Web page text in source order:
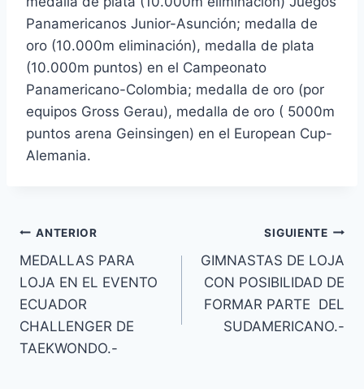
Panamericanos Junior-Asunción; medalla de
oro (10.000m eliminación), medalla de plata
(10.000m puntos) en el Campeonato
Panamericano-Colombia; medalla de oro (por
equipos Gross Gerau), medalla de oro ( 5000m
puntos arena Geinsingen) en el European Cup-
Alemania.
ANTERIOR
MEDALLAS PARA
LOJA EN EL EVENTO
ECUADOR
CHALLENGER DE
TAEKWONDO.-
SIGUIENTE
GIMNASTAS DE LOJA
CON POSIBILIDAD DE
FORMAR PARTE DEL
SUDAMERICANO.-